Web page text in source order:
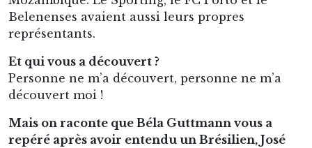
Belenenses avaient aussi leurs propres
représentants.
Et qui vous a découvert ?
Personne ne m’a découvert, personne ne m’a
découvert moi !
Mais on raconte que Béla Guttmann vous a
repéré après avoir entendu un Brésilien, José